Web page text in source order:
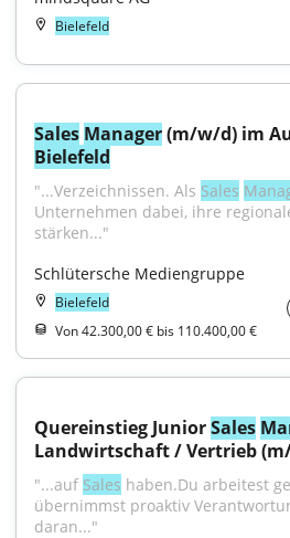
Bielefeld
Sales Manager
Bielefeld
"...Verzeichnissen. Als Sales
Unternehmen dabei, ihre
stärken..."
Schlütersche Mediengruppe
Bielefeld
Von 42.300,00 € bis 110.400,00 €
Quereinstieg Junior Sales
Landwirtschaft / Vertrieb
"...auf Sales haben.Du arbeitest
übernimmst proaktiv
daran..."